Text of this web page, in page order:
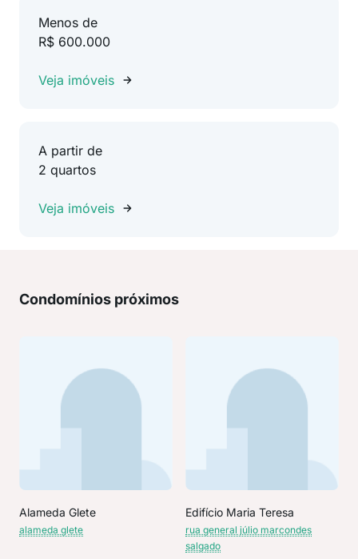
Menos de
R$ 600.000
Veja imóveis
A partir de
2 quartos
Veja imóveis
Condomínios próximos
Alameda Glete
alameda glete
Edifício Maria Teresa
rua general júlio marcondes
salgado